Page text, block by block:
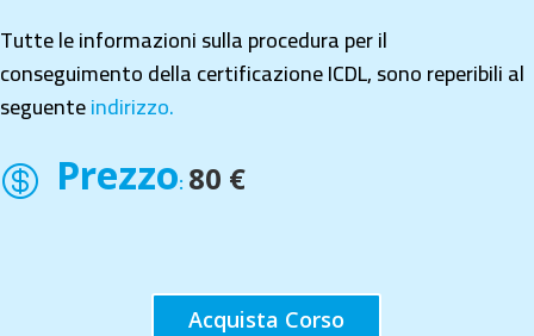
Tutte le informazioni sulla procedura per il
conseguimento della certificazione ICDL, sono reperibili al
seguenteindirizzo.
 Prezzo: 80 €
Acquista Corso